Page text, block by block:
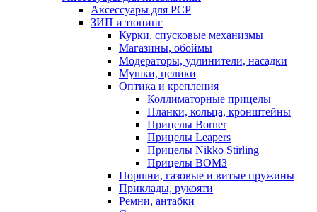
Аксессуары для PCP
ЗИП и тюнинг
Курки, спусковые механизмы
Магазины, обоймы
Модераторы, удлинители, насадки
Мушки, целики
Оптика и крепления
Коллиматорные прицелы
Планки, кольца, кронштейны
Прицелы Borner
Прицелы Leapers
Прицелы Nikko Stirling
Прицелы ВОМЗ
Поршни, газовые и витые пружины
Приклады, рукояти
Ремни, антабки